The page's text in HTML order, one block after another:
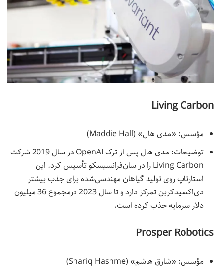
Living Carbon
مؤسس: «مدی هال» (Maddie Hall)
توضیحات: مدی هال پس از ترک OpenAI در سال 2019 شرکت
Living Carbon را در سان‌فرانسیسکو تأسیس کرد. این
استارتاپ روی تولید گیاهان مهندسی‌شده برای جذب بیشتر
دی‌اکسیدکربن تمرکز دارد و تا سال 2023 درمجموع 36 میلیون
دلار سرمایه جذب کرده است.
Prosper Robotics
مؤسس: «شارق هاشم» (Shariq Hashme)